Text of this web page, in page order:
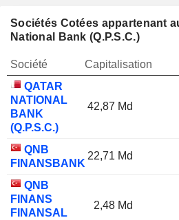
Sociétés Cotées appartenant
National Bank (Q.P.S.C.)
Société Capitalisation
QATAR
NATIONAL
BANK
(Q.P.S.C.)
42,87 Md
QNB
FINANSBANK
22,71 Md
QNB
FINANS
FINANSAL
2,48 Md